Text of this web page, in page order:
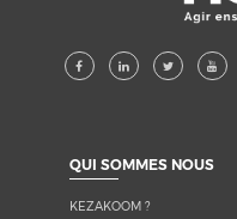
KEZAKOOM ?